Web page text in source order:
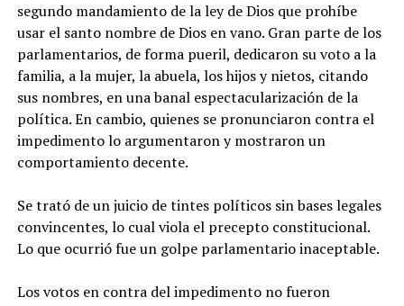
segundo mandamiento de la ley de Dios que prohíbe
usar el santo nombre de Dios en vano. Gran parte de los
parlamentarios, de forma pueril, dedicaron su voto a la
familia, a la mujer, la abuela, los hijos y nietos, citando
sus nombres, en una banal espectacularización de la
política. En cambio, quienes se pronunciaron contra el
impedimento lo argumentaron y mostraron un
comportamiento decente.
Se trató de un juicio de tintes políticos sin bases legales
convincentes, lo cual viola el precepto constitucional.
Lo que ocurrió fue un golpe parlamentario inaceptable.
Los votos en contra del impedimento no fueron